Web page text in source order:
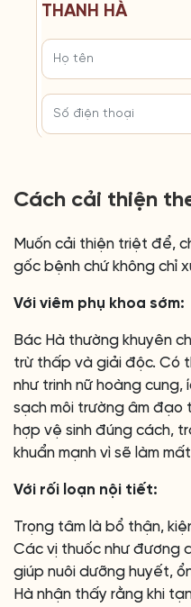
THANH HÀ
Cách cải thiện
Muốn cải thiện triệt để,
gốc bệnh chứ không chỉ
Với viêm phụ khoa sớm:
Bác Hà thường khuyên
trừ thấp và giải độc. Có
như trinh nữ hoàng
sạch môi trường âm
hợp vệ sinh đúng cách,
khuẩn mạnh vì sẽ làm
Với rối loạn nội tiết:
Trọng tâm là bổ thận,
Các vị thuốc như đương
giúp nuôi dưỡng huyết,
Hà nhận thấy rằng khi